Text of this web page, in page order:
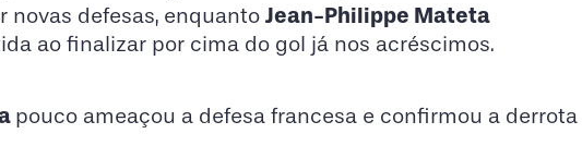
novas defesas, enquanto Jean-Philippe Mateta
ao finalizar por cima do gol já nos acréscimos.
pouco ameaçou a defesa francesa e confirmou a derrota